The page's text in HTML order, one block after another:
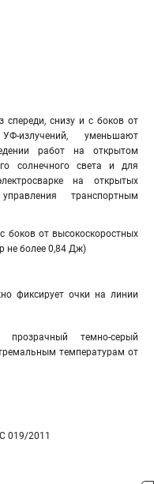
спереди, снизу и с боков от
излучений, уменьшают
работ на открытом
солнечного света и для
на открытых
транспортным
боков от высокоскоростных
не более 0,84 Дж)
фиксирует очки на линии
прозрачный темно-серый
температурам от
019/2011